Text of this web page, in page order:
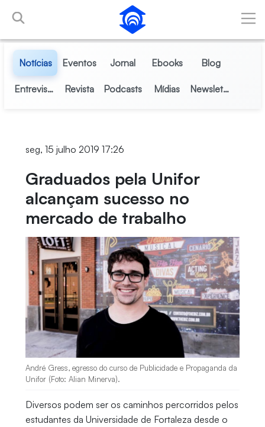
Pular para o Conteúdo principal
Notícias Eventos Jornal Ebooks Blog
Entrevistas Revista Podcasts Mídias Newsletter
seg, 15 julho 2019 17:26
Graduados pela Unifor
alcançam sucesso no
mercado de trabalho
André Gress, egresso do curso de Publicidade e Propaganda da
Unifor (Foto: Alian Minerva).
Diversos podem ser os caminhos percorridos pelos
estudantes da Universidade de Fortaleza desde o